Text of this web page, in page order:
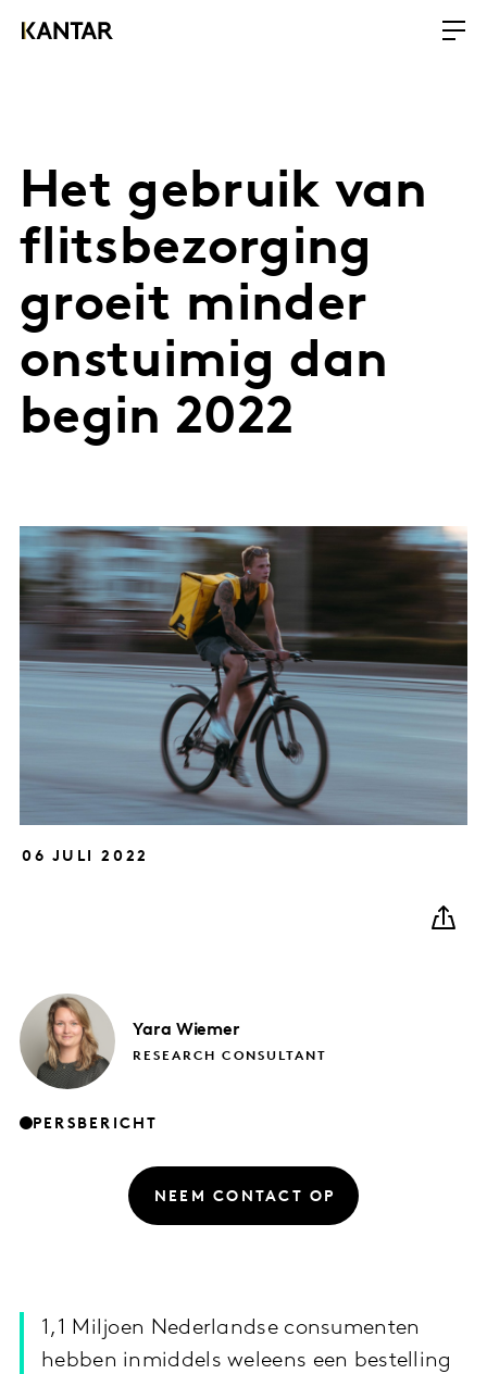
Het gebruik van
flitsbezorging
groeit minder
onstuimig dan
begin 2022
06 JULI 2022
Yara Wiemer
RESEARCH CONSULTANT
PERSBERICHT
NEEM CONTACT OP
1,1 Miljoen Nederlandse consumenten
hebben inmiddels weleens een bestelling